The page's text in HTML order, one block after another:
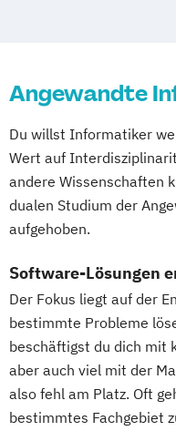
Angewandte
Du willst Informatiker
Wert auf
andere Wissenschaften
dualen Studium der
aufgehoben.
Software-Lösungen
Der Fokus liegt auf der
bestimmte Probleme
beschäftigst du dich mit
aber auch viel mit der
also fehl am Platz. Oft
bestimmtes Fachgebiet